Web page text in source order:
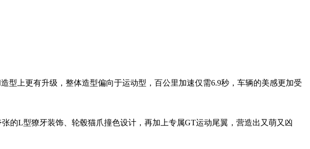
上更有升级，整体造型偏向于运动型，百公里加速仅需6.9秒，车辆的美感更加受
L型獠牙装饰、轮毂猫爪撞色设计，再加上专属GT运动尾翼，营造出又萌又凶